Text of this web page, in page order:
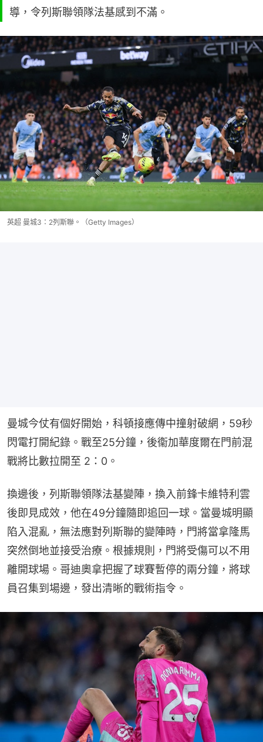
導，令列斯聯領隊法基感到不滿。
英超 曼城3：2列斯聯。（Getty Images）
曼城今仗有個好開始，科頓接應傳中撞射破網，59秒
閃電打開紀錄。戰至25分鐘，後衞加華度爾在門前混
戰將比數拉開至 2：0。
換邊後，列斯聯領隊法基變陣，換入前鋒卡維特利雲
後即見成效，他在49分鐘隨即追回一球。當曼城明顯
陷入混亂，無法應對列斯聯的變陣時，門將當拿隆馬
突然倒地並接受治療。根據規則，門將受傷可以不用
離開球場。哥迪奧拿把握了球賽暫停的兩分鐘，將球
員召集到場邊，發出清晰的戰術指令。